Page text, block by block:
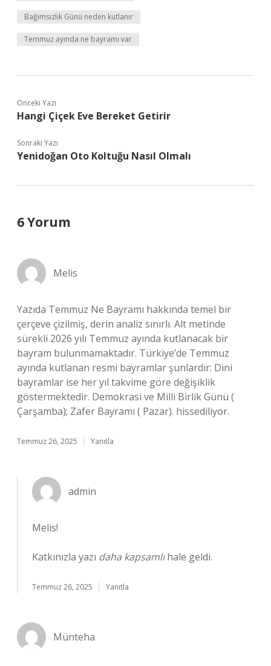
Bağımsızlık Günü neden kutlanır
Temmuz ayında ne bayramı var
Önceki Yazı
Hangi Çiçek Eve Bereket Getirir
Sonraki Yazı
Yenidoğan Oto Koltuğu Nasıl Olmalı
6 Yorum
Melis
Yazıda Temmuz Ne Bayramı hakkında temel bir
çerçeve çizilmiş, derin analiz sınırlı. Alt metinde
sürekli 2026 yılı Temmuz ayında kutlanacak bir
bayram bulunmamaktadır. Türkiye’de Temmuz
ayında kutlanan resmi bayramlar şunlardır: Dini
bayramlar ise her yıl takvime göre değişiklik
göstermektedir. Demokrasi ve Milli Birlik Günü (
Çarşamba); Zafer Bayramı ( Pazar). hissediliyor.
Temmuz 26, 2025 Yanıtla
admin
Melis!
Katkınızla yazı daha kapsamlıhale geldi.
Temmuz 26, 2025 Yanıtla
Münteha